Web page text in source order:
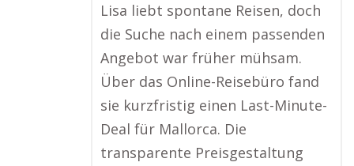
Lisa liebt spontane Reisen, doch
die Suche nach einem passenden
Angebot war früher mühsam.
Über das Online-Reisebüro fand
sie kurzfristig einen Last-Minute-
Deal für Mallorca. Die
transparente Preisgestaltung